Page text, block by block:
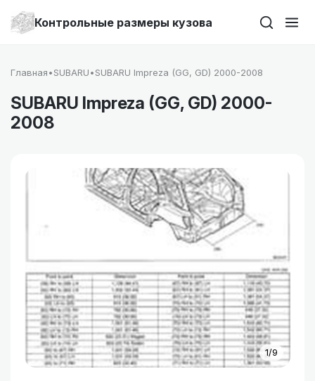
Контрольные размеры кузова
Главная•SUBARU•SUBARU Impreza (GG, GD) 2000-2008
SUBARU Impreza (GG, GD) 2000-
2008
1/9